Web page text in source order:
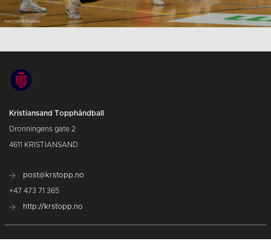
Kristiansand Topphåndball
Dronningens gate 2
4611 KRISTIANSAND
post@krstopp.no
+47 473 71 365
http://krstopp.no